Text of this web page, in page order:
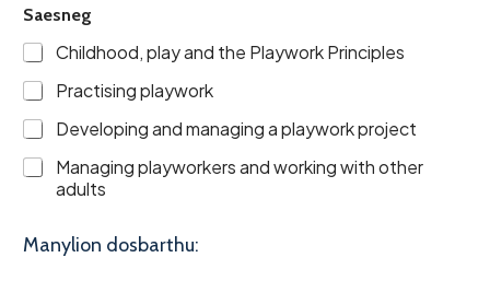
Saesneg
Childhood, play and the Playwork Principles
Practising playwork
Developing and managing a playwork project
Managing playworkers and working with other
adults
Manylion dosbarthu: